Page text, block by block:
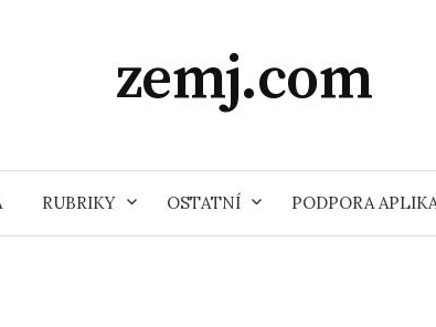
zemj.com
RUBRIKY OSTATNÍ PODPORA